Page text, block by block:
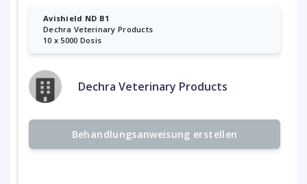
Avishield ND B1
Dechra Veterinary Products
10 x 5000 Dosis
Dechra Veterinary Products
Behandlungsanweisung erstellen